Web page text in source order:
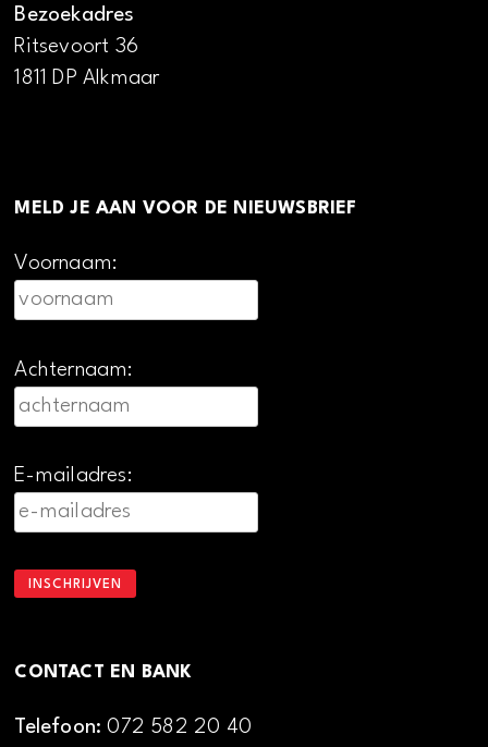
Bezoekadres
Ritsevoort 36
1811 DP Alkmaar
MELD JE AAN VOOR DE NIEUWSBRIEF
Voornaam:
Achternaam:
E-mailadres:
CONTACT EN BANK
Telefoon:072 582 20 40